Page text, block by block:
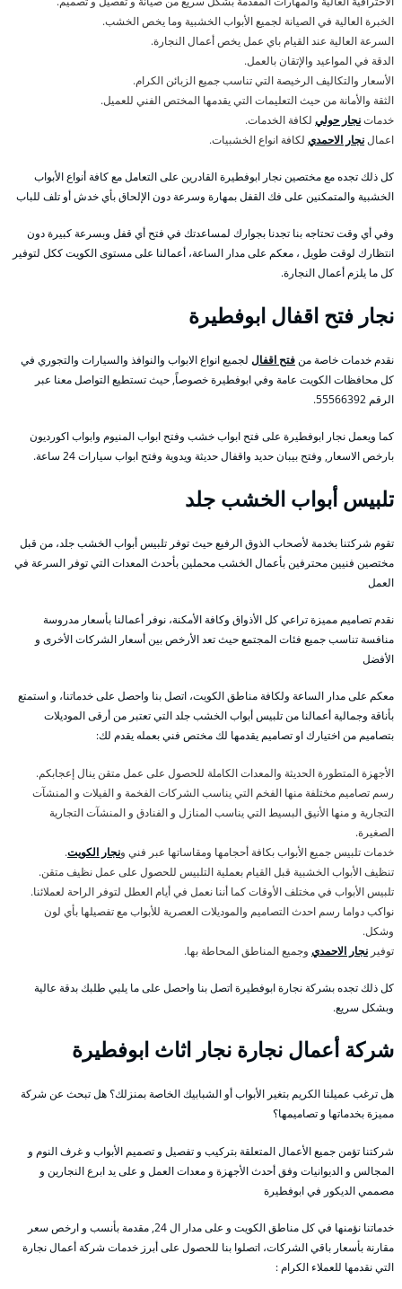
الخبرة العالية في الصيانة لجميع الأبواب الخشبية وما يخص الخشب.
السرعة العالية عند القيام باي عمل يخص أعمال النجارة.
الدقة في المواعيد والإتقان بالعمل.
الأسعار والتكاليف الرخيصة التي تناسب جميع الزبائن الكرام.
الثقة والأمانة من حيث التعليمات التي يقدمها المختص الفني للعميل.
خدماتنجار حولي لكافة الخدمات.
اعمالنجار الاحمدي لكافة انواع الخشبيات.
كل ذلك تجده مع مختصين نجار ابوفطيرة القادرين على التعامل مع كافة أنواع الأبواب
الخشبية والمتمكنين على فك القفل بمهارة وسرعة دون الإلحاق بأي خدش أو تلف للباب
وفي أي وقت تحتاجه بنا تجدنا بجوارك لمساعدتك في فتح أي قفل وبسرعة كبيرة دون
انتظارك لوقت طويل ، معكم على مدار الساعة، أعمالنا على مستوى الكويت ككل لتوفير
كل ما يلزم أعمال النجارة.
نجار فتح اقفال ابوفطيرة
نقدم خدمات خاصة منفتح اقفال لجميع انواع الابواب والنوافذ والسيارات والتجوري في
كل محافظات الكويت عامة وفي ابوفطيرة خصوصاً, حيث تستطيع التواصل معنا عبر
الرقم 55566392.
كما ويعمل نجار ابوفطيرة على فتح ابواب خشب وفتح ابواب المنيوم وابواب اكورديون
بارخص الاسعار, وفتح بيبان حديد واقفال حديثة ويدوية وفتح ابواب سيارات 24 ساعة.
تلبيس أبواب الخشب جلد
تقوم شركتنا بخدمة لأصحاب الذوق الرفيع حيث توفر تلبيس أبواب الخشب جلد، من قبل
مختصين فنيين محترفين بأعمال الخشب محملين بأحدث المعدات التي توفر السرعة في
العمل
نقدم تصاميم مميزة تراعي كل الأذواق وكافة الأمكنة، نوفر أعمالنا بأسعار مدروسة
منافسة تناسب جميع فئات المجتمع حيث تعد الأرخص بين أسعار الشركات الأخرى و
الأفضل
معكم على مدار الساعة ولكافة مناطق الكويت، اتصل بنا واحصل على خدماتنا، و استمتع
بأناقة وجمالية أعمالنا من تلبيس أبواب الخشب جلد التي تعتبر من أرقى الموديلات
بتصاميم من اختيارك او تصاميم يقدمها لك مختص فني بعمله يقدم لك:
الأجهزة المتطورة الحديثة والمعدات الكاملة للحصول على عمل متقن ينال إعجابكم.
رسم تصاميم مختلفة منها الفخم التي يناسب الشركات الفخمة و الفيلات و المنشآت
التجارية و منها الأنيق البسيط التي يناسب المنازل و الفنادق و المنشآت التجارية
الصغيرة.
خدمات تلبيس جميع الأبواب بكافة أحجامها ومقاساتها عبر فني ونجار الكويت.
تنظيف الأبواب الخشبية قبل القيام بعملية التلبيس للحصول على عمل نظيف متقن.
تلبيس الأبواب في مختلف الأوقات كما أننا نعمل في أيام العطل لتوفر الراحة لعملائنا.
نواكب دواما رسم احدث التصاميم والموديلات العصرية للأبواب مع تفصيلها بأي لون
وشكل.
توفير نجار الاحمدي وجميع المناطق المحاطة بها.
كل ذلك تجده بشركة نجارة ابوفطيرة اتصل بنا واحصل على ما يلبي طلبك بدقة عالية
وبشكل سريع.
شركة أعمال نجارة نجار اثاث ابوفطيرة
هل ترغب عميلنا الكريم بتغير الأبواب أو الشبابيك الخاصة بمنزلك؟ هل تبحث عن شركة
مميزة بخدماتها و تصاميمها؟
شركتنا تؤمن جميع الأعمال المتعلقة بتركيب و تفصيل و تصميم الأبواب و غرف النوم و
المجالس و الديوانيات وفق أحدث الأجهزة و معدات العمل و على يد ابرع النجارين و
مصممي الديكور في ابوفطيرة
خدماتنا نؤمنها في كل مناطق الكويت و على مدار ال 24, مقدمة بأنسب و ارخص سعر
مقارنة بأسعار باقي الشركات، اتصلوا بنا للحصول على أبرز خدمات شركة أعمال نجارة
التي نقدمها للعملاء الكرام :